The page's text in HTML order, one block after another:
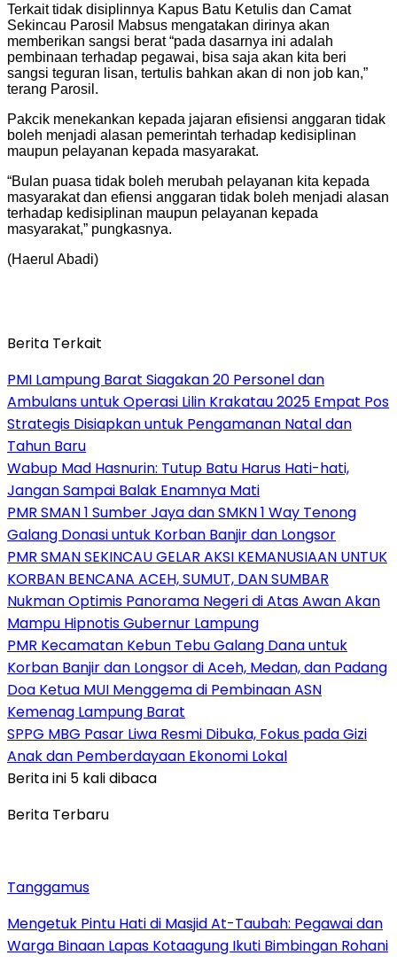
Terkait tidak disiplinnya Kapus Batu Ketulis dan Camat
Sekincau Parosil Mabsus mengatakan dirinya akan
memberikan sangsi berat “pada dasarnya ini adalah
pembinaan terhadap pegawai, bisa saja akan kita beri
sangsi teguran lisan, tertulis bahkan akan di non job kan,”
terang Parosil.
Pakcik menekankan kepada jajaran efisiensi anggaran tidak
boleh menjadi alasan pemerintah terhadap kedisiplinan
maupun pelayanan kepada masyarakat.
“Bulan puasa tidak boleh merubah pelayanan kita kepada
masyarakat dan efiensi anggaran tidak boleh menjadi alasan
terhadap kedisiplinan maupun pelayanan kepada
masyarakat,” pungkasnya.
(Haerul Abadi)
Berita Terkait
PMI Lampung Barat Siagakan 20 Personel dan
Ambulans untuk Operasi Lilin Krakatau 2025 Empat Pos
Strategis Disiapkan untuk Pengamanan Natal dan
Tahun Baru
Wabup Mad Hasnurin: Tutup Batu Harus Hati-hati,
Jangan Sampai Balak Enamnya Mati
PMR SMAN 1 Sumber Jaya dan SMKN 1 Way Tenong
Galang Donasi untuk Korban Banjir dan Longsor
PMR SMAN SEKINCAU GELAR AKSI KEMANUSIAAN UNTUK
KORBAN BENCANA ACEH, SUMUT, DAN SUMBAR
Nukman Optimis Panorama Negeri di Atas Awan Akan
Mampu Hipnotis Gubernur Lampung
PMR Kecamatan Kebun Tebu Galang Dana untuk
Korban Banjir dan Longsor di Aceh, Medan, dan Padang
Doa Ketua MUI Menggema di Pembinaan ASN
Kemenag Lampung Barat
SPPG MBG Pasar Liwa Resmi Dibuka, Fokus pada Gizi
Anak dan Pemberdayaan Ekonomi Lokal
Berita ini 5 kali dibaca
Berita Terbaru
Tanggamus
Mengetuk Pintu Hati di Masjid At-Taubah: Pegawai dan
Warga Binaan Lapas Kotaagung Ikuti Bimbingan Rohani